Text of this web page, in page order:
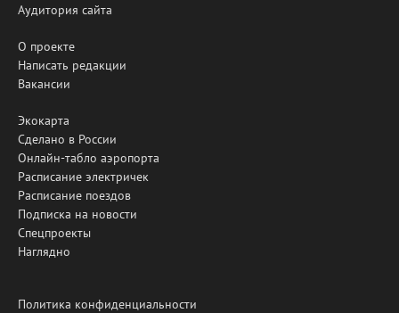
Аудитория сайта
О проекте
Написать редакции
Вакансии
Экокарта
Сделано в России
Онлайн-табло аэропорта
Расписание электричек
Расписание поездов
Подписка на новости
Спецпроекты
Наглядно
Политика конфиденциальности